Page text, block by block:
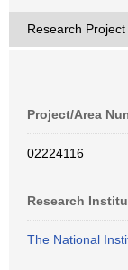
Research Project
Project/Area
02224116
Research
The National